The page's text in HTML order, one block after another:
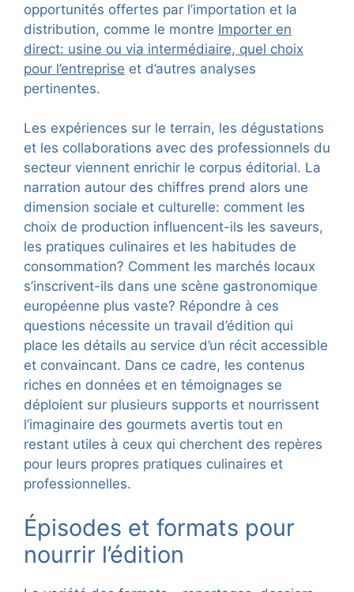
opportunités offertes par l’importation et la
distribution, comme le montre Importer en
direct: usine ou via intermédiaire, quel choix
pour l’entreprise et d’autres analyses
pertinentes.
Les expériences sur le terrain, les dégustations
et les collaborations avec des professionnels du
secteur viennent enrichir le corpus éditorial. La
narration autour des chiffres prend alors une
dimension sociale et culturelle: comment les
choix de production influencent-ils les saveurs,
les pratiques culinaires et les habitudes de
consommation? Comment les marchés locaux
s’inscrivent-ils dans une scène gastronomique
européenne plus vaste? Répondre à ces
questions nécessite un travail d’édition qui
place les détails au service d’un récit accessible
et convaincant. Dans ce cadre, les contenus
riches en données et en témoignages se
déploient sur plusieurs supports et nourrissent
l’imaginaire des gourmets avertis tout en
restant utiles à ceux qui cherchent des repères
pour leurs propres pratiques culinaires et
professionnelles.
Épisodes et formats pour
nourrir l’édition